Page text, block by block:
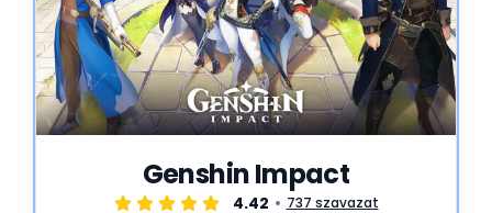
Genshin Impact
4.42 737 szavazat